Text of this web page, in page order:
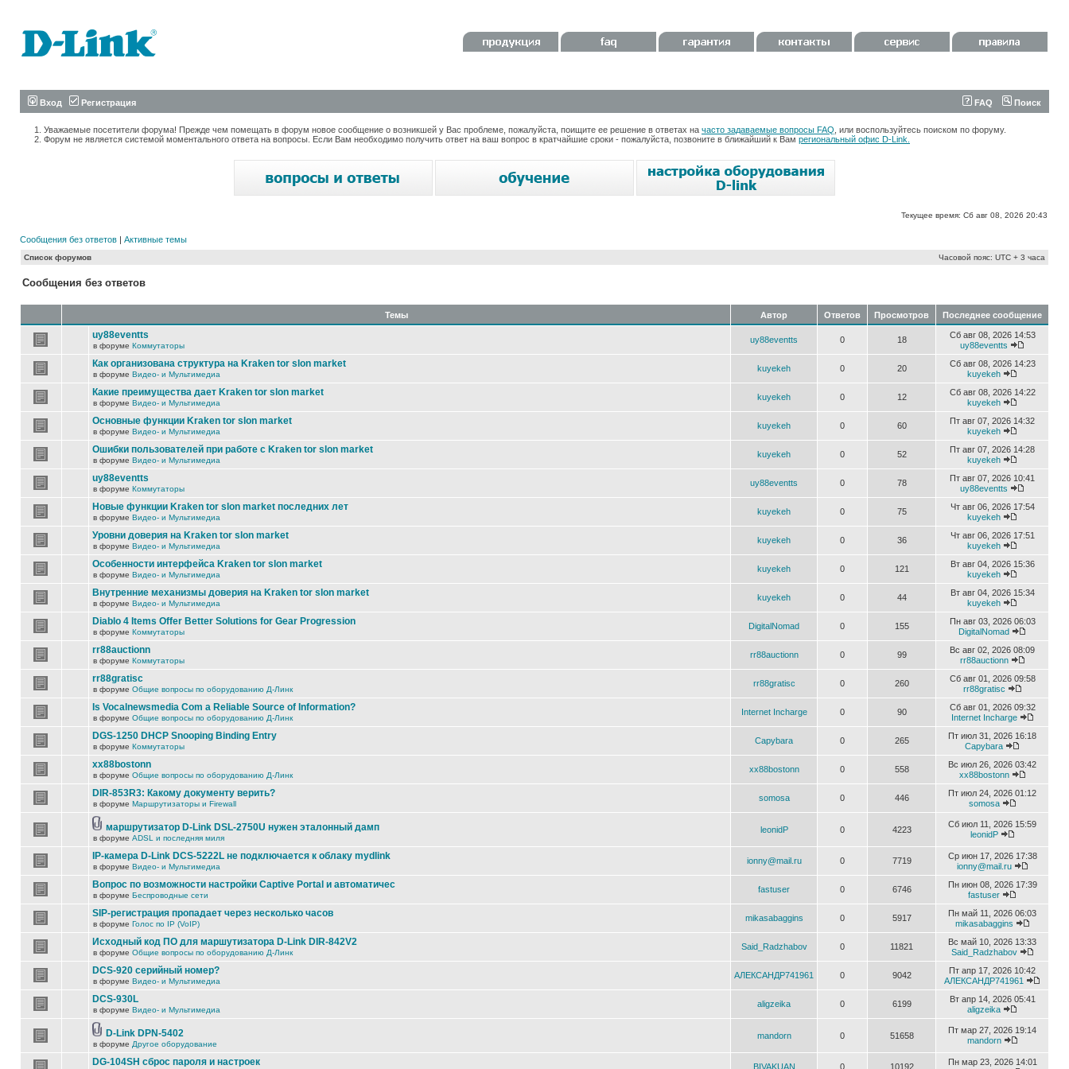
Вход Регистрация FAQ Поиск
Уважаемые посетители форума! Прежде чем помещать в форум новое сообщение о возникшей у Вас проблеме, пожалуйста, поищите ее решение в ответах на часто задаваемые вопросы FAQ , или воспользуйтесь поиском по форуму.
Форум не является системой моментального ответа на вопросы. Если Вам необходимо получить ответ на ваш вопрос в кратчайшие сроки - пожалуйста, позвоните в ближайший к Вам региональный офис D-Link.
Текущее время: Сб авг 08, 2026 20:43
Сообщения без ответов | Активные темы
Список форумов Часовой пояс: UTC + 3 часа
Сообщения без ответов
Темы Автор Ответов Просмотров Последнее сообщение
uy88eventts
в форуме Коммутаторы
uy88eventts 0 18
Сб авг 08, 2026 14:53
uy88eventts
Как организована структура на Kraken tor slon market
в форуме Видео- и Мультимедиа
kuyekeh 0 20
Сб авг 08, 2026 14:23
kuyekeh
Какие преимущества дает Kraken tor slon market
в форуме Видео- и Мультимедиа
kuyekeh 0 12
Сб авг 08, 2026 14:22
kuyekeh
Основные функции Kraken tor slon market
в форуме Видео- и Мультимедиа
kuyekeh 0 60
Пт авг 07, 2026 14:32
kuyekeh
Ошибки пользователей при работе с Kraken tor slon market
в форуме Видео- и Мультимедиа
kuyekeh 0 52
Пт авг 07, 2026 14:28
kuyekeh
uy88eventts
в форуме Коммутаторы
uy88eventts 0 78
Пт авг 07, 2026 10:41
uy88eventts
Новые функции Kraken tor slon market последних лет
в форуме Видео- и Мультимедиа
kuyekeh 0 75
Чт авг 06, 2026 17:54
kuyekeh
Уровни доверия на Kraken tor slon market
в форуме Видео- и Мультимедиа
kuyekeh 0 36
Чт авг 06, 2026 17:51
kuyekeh
Особенности интерфейса Kraken tor slon market
в форуме Видео- и Мультимедиа
kuyekeh 0 121
Вт авг 04, 2026 15:36
kuyekeh
Внутренние механизмы доверия на Kraken tor slon market
в форуме Видео- и Мультимедиа
kuyekeh 0 44
Вт авг 04, 2026 15:34
kuyekeh
Diablo 4 Items Offer Better Solutions for Gear Progression
в форуме Коммутаторы
DigitalNomad 0 155
Пн авг 03, 2026 06:03
DigitalNomad
rr88auctionn
в форуме Коммутаторы
rr88auctionn 0 99
Вс авг 02, 2026 08:09
rr88auctionn
rr88gratisc
в форуме Общие вопросы по оборудованию Д-Линк
rr88gratisc 0 260
Сб авг 01, 2026 09:58
rr88gratisc
Is Vocalnewsmedia Com a Reliable Source of Information?
в форуме Общие вопросы по оборудованию Д-Линк
Internet Incharge 0 90
Сб авг 01, 2026 09:32
Internet Incharge
DGS-1250 DHCP Snooping Binding Entry
в форуме Коммутаторы
Capybara 0 265
Пт июл 31, 2026 16:18
Capybara
xx88bostonn
в форуме Общие вопросы по оборудованию Д-Линк
xx88bostonn 0 558
Вс июл 26, 2026 03:42
xx88bostonn
DIR-853R3: Какому документу верить?
в форуме Маршрутизаторы и Firewall
somosa 0 446
Пт июл 24, 2026 01:12
somosa
маршрутизатор D-Link DSL-2750U нужен эталонный дамп
в форуме ADSL и последняя миля
leonidP 0 4223
Сб июл 11, 2026 15:59
leonidP
IP-камера D-Link DCS-5222L не подключается к облаку mydlink
в форуме Видео- и Мультимедиа
ionny@mail.ru 0 7719
Ср июн 17, 2026 17:38
ionny@mail.ru
Вопрос по возможности настройки Captive Portal и автоматичес
в форуме Беспроводные сети
fastuser 0 6746
Пн июн 08, 2026 17:39
fastuser
SIP-регистрация пропадает через несколько часов
в форуме Голос по IP (VoIP)
mikasabaggins 0 5917
Пн май 11, 2026 06:03
mikasabaggins
Исходный код ПО для маршутизатора D-Link DIR-842V2
в форуме Общие вопросы по оборудованию Д-Линк
Said_Radzhabov 0 11821
Вс май 10, 2026 13:33
Said_Radzhabov
DCS-920 серийный номер?
в форуме Видео- и Мультимедиа
АЛЕКСАНДР741961 0 9042
Пт апр 17, 2026 10:42
АЛЕКСАНДР741961
DCS-930L
в форуме Видео- и Мультимедиа
aligzeika 0 6199
Вт апр 14, 2026 05:41
aligzeika
D-Link DPN-5402
в форуме Другое оборудование
mandorn 0 51658
Пт мар 27, 2026 19:14
mandorn
DG-104SH сброс пароля и настроек BIVAKUAN 0 10192
Пн мар 23, 2026 14:01